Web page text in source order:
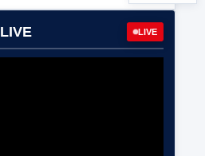
LIVE